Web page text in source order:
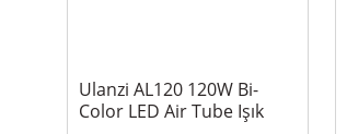
Ulanzi AL120 120W Bi-
Color LED Air Tube Işık